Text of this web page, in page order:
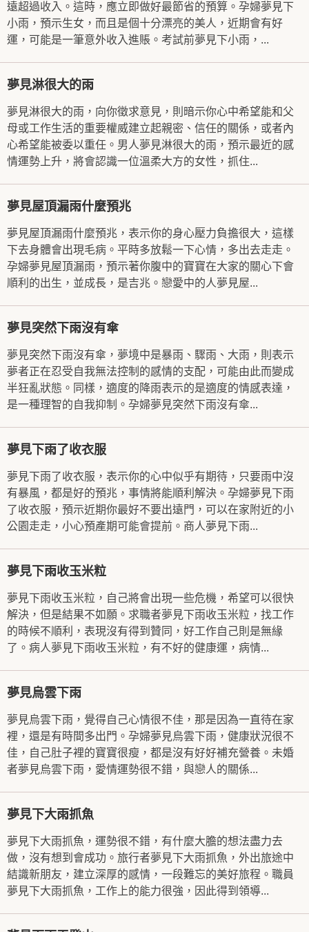
遠超過收入。這時，應立即做好最節省的預算。孕婦夢見下
小雨，預示生女，而且是個十分漂亮的美人，近期會有好
運，可能是一筆意外收入進賬。考試前夢見下小雨，...
夢見淋很大的雨
夢見淋很大的雨，向你徵求意見，則暗示你心中希望能和父
母或工作生活的重要權威建立起親密、信任的關係，或者內
心希望能被委以重任。男人夢見淋很大的雨，預示最近的感
情運勢上升，將會認識一位溫柔大方的女性，抓住...
夢見屋頂漏雨什麼預兆
夢見屋頂漏雨什麼預兆，表示你的身心壓力負擔很大，這樣
下去身體會出現毛病。平時多放鬆一下心情，多出去走走。
孕婦夢見屋頂漏雨，預示著你腹中的寶寶在大家的關心下會
順利的出生，並成長，是吉兆。戀愛中的人夢見屋...
夢見突然下雨沒有傘
夢見突然下雨沒有傘，夢境中是暴雨、驟雨、大雨，則表示
夢者正在忍受自我無法控制的感情的支配，可能由此而變成
半狂亂狀態。同樣，適度的降雨表示的是適度的情感表達，
是一種理智的自我抑制。孕婦夢見突然下雨沒有傘...
夢見下雨了收衣服
夢見下雨了收衣服，表示你的心中似乎有期待，只要雨中沒
有暴風，都是好的預兆，事情將能順利解決。孕婦夢見下雨
了收衣服，預示近期你最好不要出遠門，可以在家附近的小
公園走走，小心預產期可能會提前。商人夢見下雨...
夢見下雨收玉米粒
夢見下雨收玉米粒，自己將會出現一些危機，希望可以很快
解決，但是結果不如願。求職者夢見下雨收玉米粒，找工作
的時候不順利，表現沒有得到贊同，好工作自己則是無緣
了。病人夢見下雨收玉米粒，有不好的健康運，病情...
夢見烏雲下雨
夢見烏雲下雨，覺得自己心情很不佳，那是因為一直待在家
裡，還是有時間多出門。孕婦夢見烏雲下雨，健康狀況很不
佳，自己肚子裡的寶寶很瘦，都是沒有好好補充營養。未婚
者夢見烏雲下雨，愛情運勢很不錯，與戀人的關係...
夢見下大雨抓魚
夢見下大雨抓魚，運勢很不錯，有什麼大膽的想法盡力去
做，沒有想到會成功。旅行者夢見下大雨抓魚，外出旅途中
結識新朋友，建立深厚的感情，一段難忘的美好旅程。職員
夢見下大雨抓魚，工作上的能力很強，因此得到領導...